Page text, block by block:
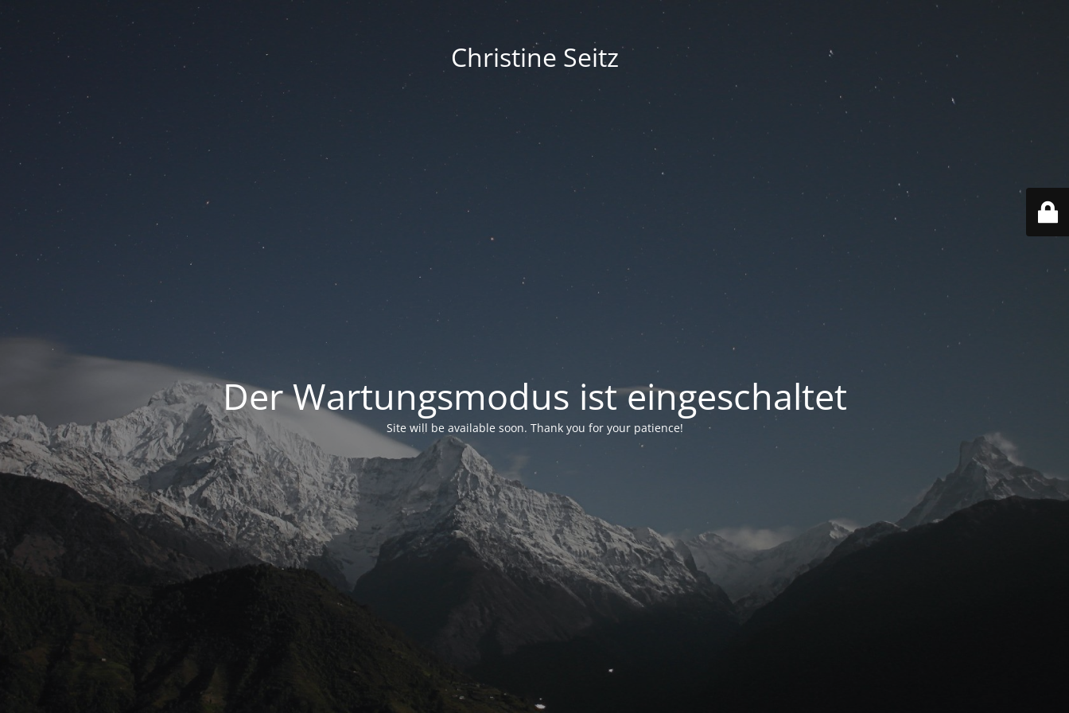
Christine Seitz
Der Wartungsmodus ist eingeschaltet
Site will be available soon. Thank you for your patience!